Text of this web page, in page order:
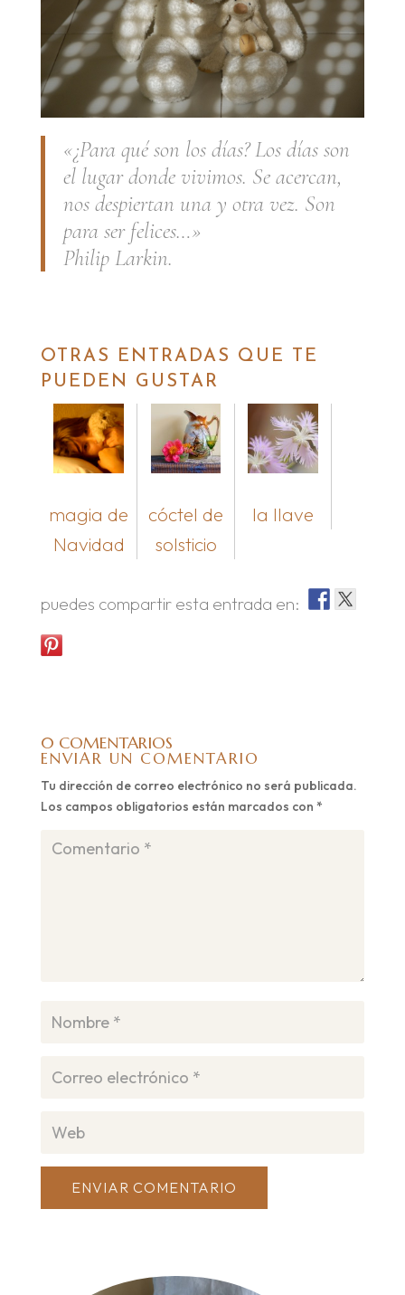
«¿Para qué son los días? Los días son
el lugar donde vivimos. Se acercan,
nos despiertan una y otra vez. Son
para ser felices…»
Philip Larkin.
OTRAS ENTRADAS QUE TE
PUEDEN GUSTAR
magia de
Navidad
cóctel de
solsticio
la llave
puedes compartir esta entrada en:
0 COMENTARIOS
ENVIAR UN COMENTARIO
Tu dirección de correo electrónico no será publicada.
Los campos obligatorios están marcados con *
ENVIAR COMENTARIO